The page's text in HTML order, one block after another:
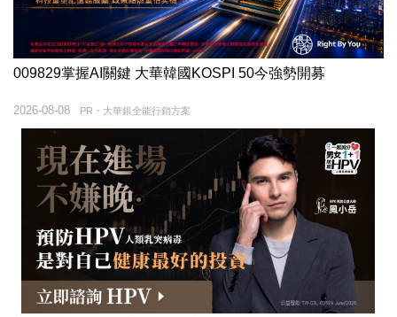
009829掌握AI關鍵 大華韓國KOSPI 50今強勢開募
PR・大華銀全能行銷方案
2026-08-08